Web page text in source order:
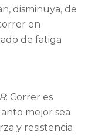
disminuya, de
en
de fatiga
: Correr es
mejor sea
y resistencia